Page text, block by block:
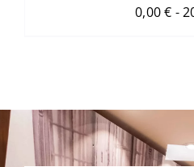
0,00€ -